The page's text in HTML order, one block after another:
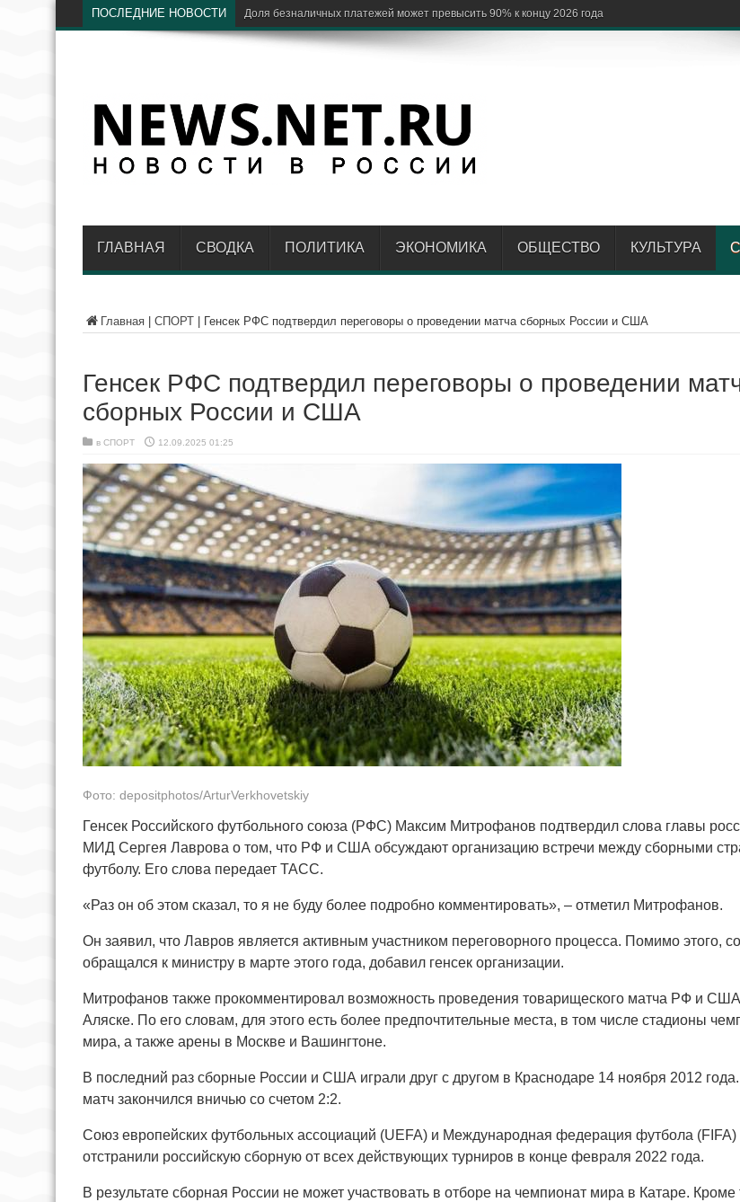
ПОСЛЕДНИЕ НОВОСТИ ЦБ: доля Vi
ГЛАВНАЯ СВОДКА ПОЛИТИКА ЭКОНОМИКА ОБЩЕСТВО КУЛЬТУРА
Главная СПОРТ Генсек РФС подтвердил переговоры о проведении матча сборных России и США
Генсек РФС подтвердил переговоры о проведении
сборных России и США
в СПОРТ 12.09.2025 01:25
Фото: depositphotos/ArturVerkhovetskiy
Генсек Российского футбольного союза (РФС) Максим Митрофанов подтвердил слова главы
МИД Сергея Лаврова о том, что РФ и США обсуждают организацию встречи между сборными
футболу. Его слова передает ТАСС.
«Раз он об этом сказал, то я не буду более подробно комментировать», – отметил Митрофанов.
Он заявил, что Лавров является активным участником переговорного процесса. Помимо этого,
обращался к министру в марте этого года, добавил генсек организации.
Митрофанов также прокомментировал возможность проведения товарищеского матча РФ и
Аляске. По его словам, для этого есть более предпочтительные места, в том числе стадионы
мира, а также арены в Москве и Вашингтоне.
В последний раз сборные России и США играли друг с другом в Краснодаре 14 ноября 2012 года.
матч закончился вничью со счетом 2:2.
Союз европейских футбольных ассоциаций (UEFA) и Международная федерация футбола (FIFA)
отстранили российскую сборную от всех действующих турниров в конце февраля 2022 года.
В результате сборная России не может участвовать в отборе на чемпионат мира в Катаре. Кроме